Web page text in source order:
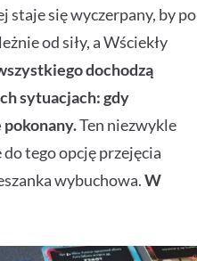
staje się wyczerpany, by po
od siły, a Wściekły
dochodzą
sytuacjach: gdy
Ten niezwykle
tego opcję przejęcia
wybuchowa.W